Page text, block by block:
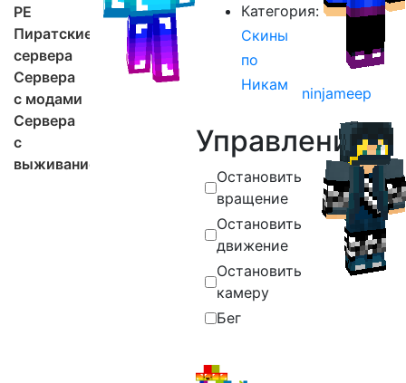
PE
Пиратские
сервера
Сервера
с модами
Сервера
с
выживанием
Категория:
Скины
по
Никам
Управление
Остановить
вращение
Остановить
движение
Остановить
камеру
Бег
ninjameep